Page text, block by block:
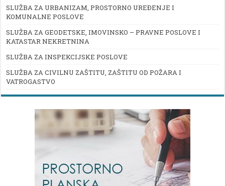
SLUŽBA ZA URBANIZAM, PROSTORNO UREĐENJE I
KOMUNALNE POSLOVE
SLUŽBA ZA GEODETSKE, IMOVINSKO – PRAVNE POSLOVE I
KATASTAR NEKRETNINA
SLUŽBA ZA INSPEKCIJSKE POSLOVE
SLUŽBA ZA CIVILNU ZAŠTITU, ZAŠTITU OD POŽARA I
VATROGASTVO